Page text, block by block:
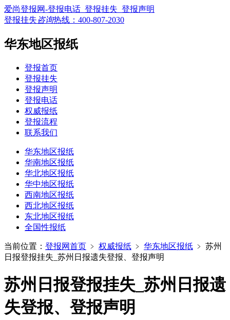
爱尚登报网-登报电话_登报挂失_登报声明
登报挂失咨询热线： 400-807-2030
华东地区报纸
登报首页
登报挂失
登报声明
登报电话
权威报纸
登报流程
联系我们
华东地区报纸
华南地区报纸
华北地区报纸
华中地区报纸
西南地区报纸
西北地区报纸
东北地区报纸
全国性报纸
当前位置： 登报网首页 ﹥ 权威报纸 ﹥ 华东地区报纸 ﹥ 苏州
日报登报挂失_苏州日报遗失登报、登报声明
苏州日报登报挂失_苏州日报遗
失登报、登报声明